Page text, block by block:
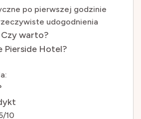
po pierwszej godzinie
udogodnienia
warto?
Pierside Hotel?
10